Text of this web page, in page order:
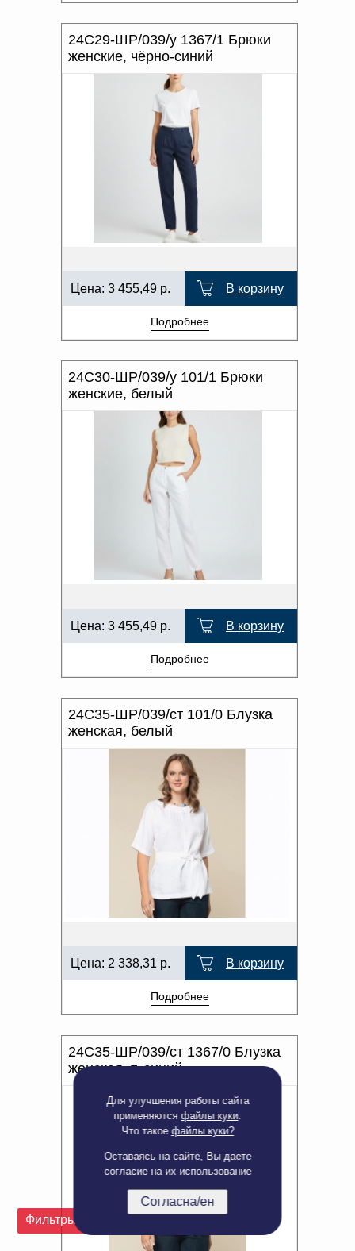
Для улучшения работы сайта
применяютсяфайлы куки.
Что такое файлы куки?
Оставаясь на сайте, Вы даете
согласие на их использование
Согласна/ен
Фильтры
24С29-ШР/039/у 1367/1 Брюки
женские, чёрно-синий
Цена: 3 455,49 р. В корзину
Подробнее
24С30-ШР/039/у 101/1 Брюки
женские, белый
Цена: 3 455,49 р. В корзину
Подробнее
24С35-ШР/039/ст 101/0 Блузка
женская, белый
Цена: 2 338,31 р. В корзину
Подробнее
24С35-ШР/039/ст 1367/0 Блузка
женская, т. синий